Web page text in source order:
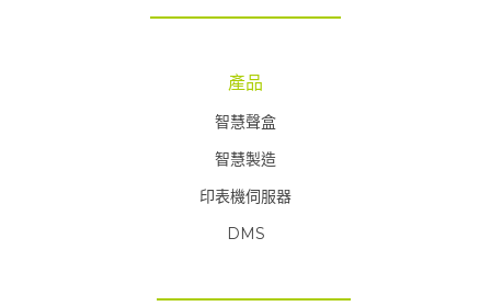
產品
智慧聲盒
智慧製造
印表機伺服器
DMS